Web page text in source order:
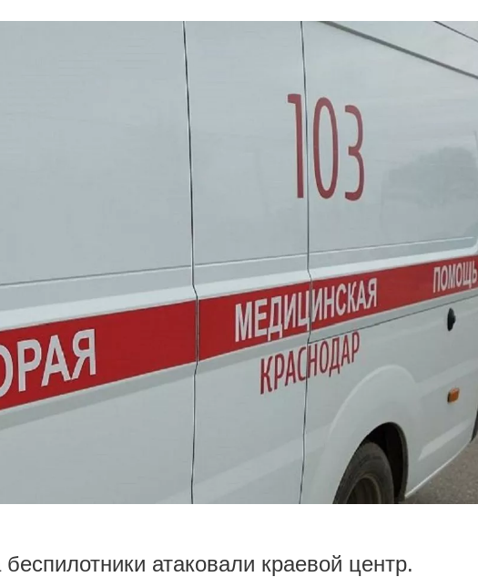
атаковали краевой центр.